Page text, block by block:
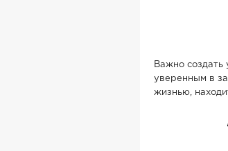
Важно создать
уверенным в
жизнью,